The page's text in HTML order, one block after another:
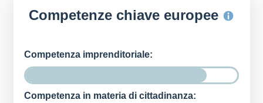
Competenze chiave europee
Competenza imprenditoriale:
Competenza in materia di cittadinanza: